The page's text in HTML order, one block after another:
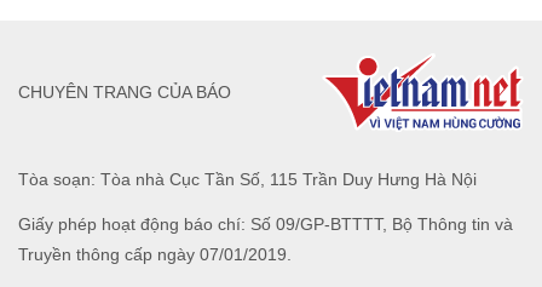
Tòa soạn: Tòa nhà Cục Tần Số, 115 Trần Duy Hưng Hà Nội
Giấy phép hoạt động báo chí: Số 09/GP-BTTTT, Bộ Thông tin và
Truyền thông cấp ngày 07/01/2019.
CHUYÊN TRANG CỦA BÁO